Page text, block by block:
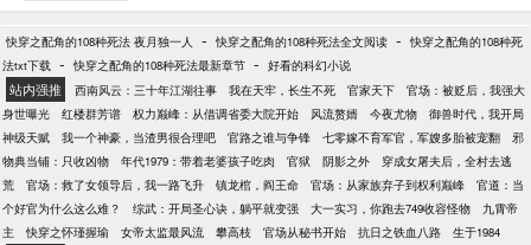
快穿之配角的108种死法 夜月独一人 - 快穿之配角的108种死法全文阅读 - 快穿之配角的108种死
法txt下载 - 快穿之配角的108种死法最新章节 - 好看的科幻小说
站内强推 西南风云：三十年江湖往事 我在天牢，长生不死 官家天下
官场：被贬后，我强大
身世曝光
红楼群芳谱 权力巅峰：从借调省委大院开始 风流赘婿 今夜尤物
御兽时代，我开局
神级天赋
我一个神豪，当渣男很合理吧 官路之谁与争锋 七零嫁不育军官，军嫂多胎被宠翻
邪
物典当铺：只收凶物
年代1979：带着老婆孩子吃肉 官狱 阴影之外
穿成女屠夫后，全村去逃
荒
官场：救了女领导后，我一路飞升 镇龙棺，阎王命 官场：从家族弃子到权利巅峰
官道：当
个好官为什么这么难？
综武：开局圣心诀，躺平就变强 大一实习，你跑去749收容怪物
九霄帝
主
快穿之怀瑾握瑜 女帝太监最风流 攀高枝 官场从秘书开始 抗日之铁血八路 生于1984